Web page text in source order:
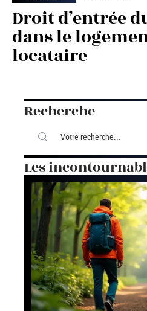
Droit d’entrée
dans le
locataire
Recherche
Les